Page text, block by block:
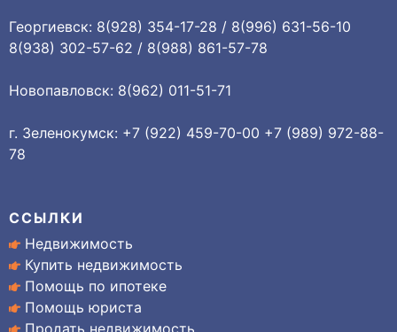
Георгиевск: 8(928) 354-17-28 / 8(996) 631-56-10
8(938) 302-57-62 / 8(988) 861-57-78
Новопавловск: 8(962) 011-51-71
г. Зеленокумск: +7 (922) 459-70-00 +7 (989) 972-88-
78
ССЫЛКИ
Недвижимость
Купить недвижимость
Помощь по ипотеке
Помощь юриста
Продать недвижимость